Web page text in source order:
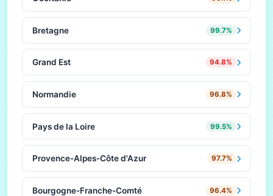
Bretagne 99.7%
Grand Est 94.8%
Normandie 96.8%
Pays de la Loire 99.5%
Provence-Alpes-Côte d'Azur 97.7%
Bourgogne-Franche-Comté 96.4%